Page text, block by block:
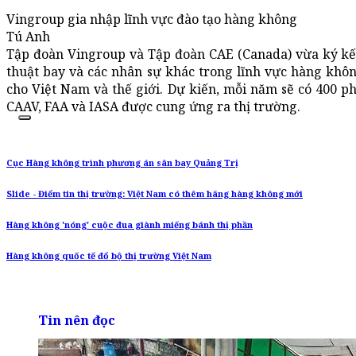
Vingroup gia nhập lĩnh vực đào tạo hàng không
Tú Anh
Tập đoàn Vingroup và Tập đoàn CAE (Canada) vừa ký
thuật bay và các nhân sự khác trong lĩnh vực hàng
cho Việt Nam và thế giới. Dự kiến, mỗi năm sẽ có 400
CAAV, FAA và IASA được cung ứng ra thị trường.
Cục Hàng không trình phương án sân bay Quảng Trị
Slide - Điểm tin thị trường: Việt Nam có thêm hãng hàng không mới
Hàng không 'nóng' cuộc đua giành miếng bánh thị phần
Hàng không quốc tế đổ bộ thị trường Việt Nam
Tin nên đọc